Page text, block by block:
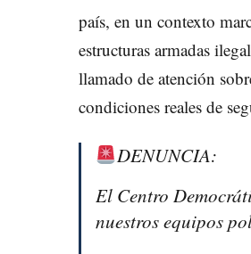
país, en un contexto
estructuras armadas
llamado de atención
condiciones reales de
DENUNCIA:
El Centro
nuestros equipos